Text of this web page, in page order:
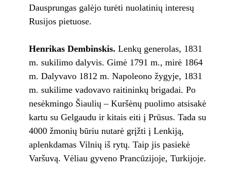
Dausprungas galėjo turėti nuolatinių interesų
Rusijos pietuose.
Henrikas Dembinskis. Lenkų generolas, 1831
m. sukilimo dalyvis. Gimė 1791 m., mirė 1864
m. Dalyvavo 1812 m. Napoleono žygyje, 1831
m. sukilime vadovavo raitininkų brigadai. Po
nesėkmingo Šiaulių – Kuršėnų puolimo atsisakė
kartu su Gelgaudu ir kitais eiti į Prūsus. Tada su
4000 žmonių būriu nutarė grįžti į Lenkiją,
aplenkdamas Vilnių iš rytų. Taip jis pasiekė
Varšuvą. Vėliau gyveno Prancūzijoje, Turkijoje.